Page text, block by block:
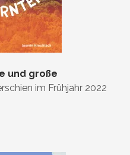
und große
im Frühjahr 2022